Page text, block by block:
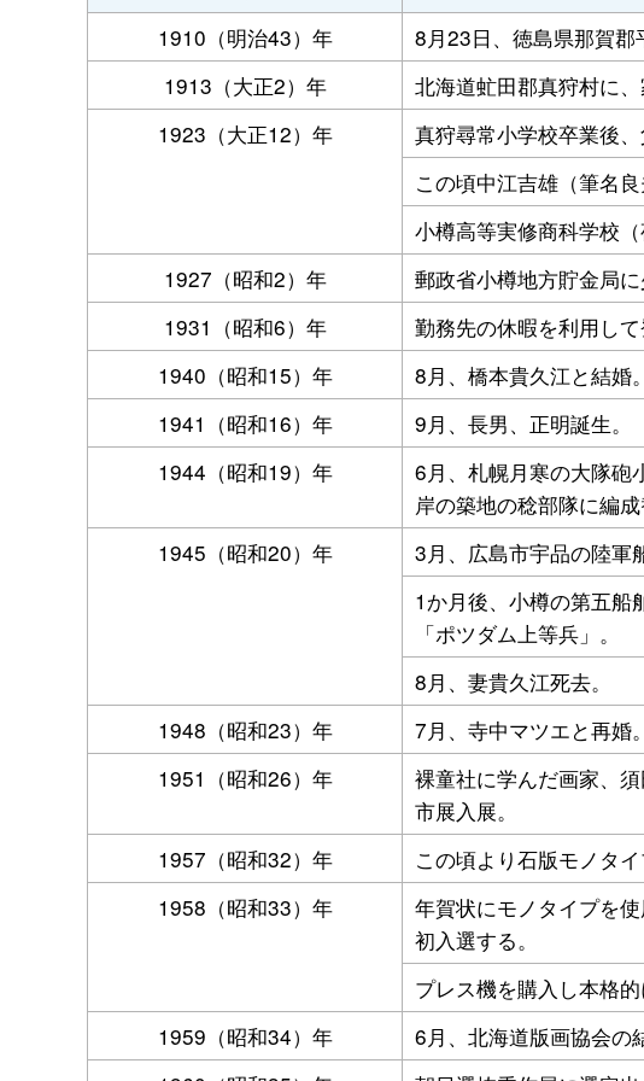
1910（明治43）年
8月23日、徳島県那賀郡
1913（大正2）年
北海道虻田郡真狩村に、
1923（大正12）年
真狩尋常小学校卒業後
この頃中江吉雄（筆名
小樽高等実修商科学校
1927（昭和2）年
郵政省小樽地方貯金局
1931（昭和6）年
勤務先の休暇を利用して
1940（昭和15）年
8月、橋本貴久江と結婚。
1941（昭和16）年
9月、長男、正明誕生。
1944（昭和19）年
6月、札幌月寒の大隊砲
岸の築地の稔部隊に編成
1945（昭和20）年
3月、広島市宇品の陸軍
1か月後、小樽の第五船
「ポツダム上等兵」。
8月、妻貴久江死去。
1948（昭和23）年
7月、寺中マツエと再婚。
1951（昭和26）年
裸童社に学んだ画家、
市展入展。
1957（昭和32）年
この頃より石版モノタイ
1958（昭和33）年
年賀状にモノタイプを
初入選する。
プレス機を購入し本格的
1959（昭和34）年
6月、北海道版画協会の